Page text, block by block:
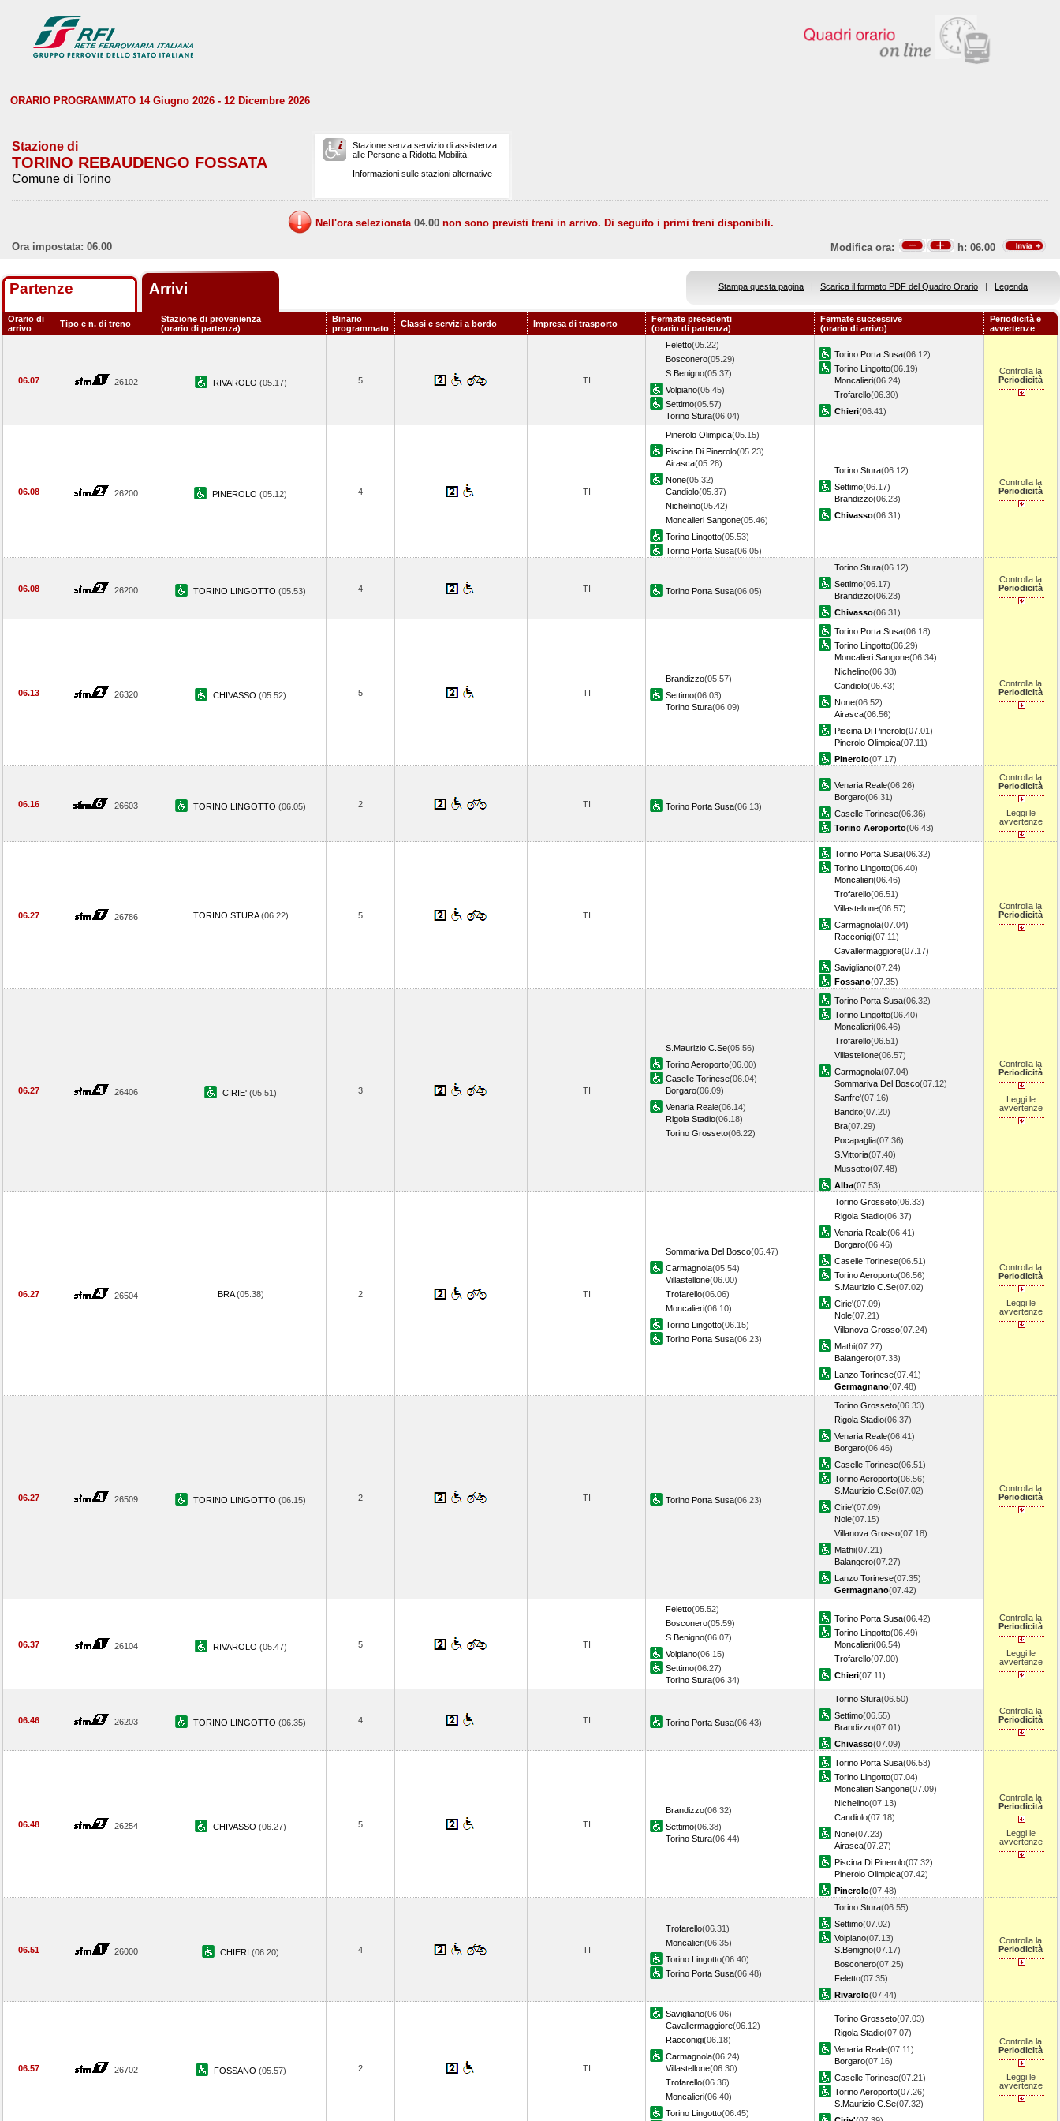
ORARIO PROGRAMMATO 14 Giugno 2026 - 12 Dicembre 2026
Stazione di
TORINO REBAUDENGO FOSSATA
Comune di Torino
Stazione senza servizio di assistenza
alle Persone a Ridotta Mobilità.
Informazioni sulle stazioni alternative
Nell'ora selezionata 04.00 non sono previsti treni in arrivo. Di seguito i primi treni disponibili.
Ora impostata: 06.00
Modifica ora: h: 06.00
Partenze Arrivi Stampa questa pagina | Scarica il formato PDF del Quadro Orario | Legenda
Orario di
arrivo
Tipo e n. di treno
Stazione di provenienza
(orario di partenza)
Binario
programmato
Classi e servizi a bordo Impresa di trasporto
Fermate precedenti
(orario di partenza)
Fermate successive
(orario di arrivo)
Periodicità e
avvertenze
06.07 26102 RIVAROLO (05.17) 5 TI
Feletto(05.22)
Bosconero(05.29)
S.Benigno(05.37)
Volpiano(05.45)
Settimo(05.57)
Torino Stura(06.04)
Torino Porta Susa(06.12)
Torino Lingotto(06.19)
Moncalieri(06.24)
Trofarello(06.30)
Chieri(06.41)
Controlla la
Periodicità
06.08 26200 PINEROLO (05.12) 4 TI
Pinerolo Olimpica(05.15)
Piscina Di Pinerolo(05.23)
Airasca(05.28)
None(05.32)
Candiolo(05.37)
Nichelino(05.42)
Moncalieri Sangone(05.46)
Torino Lingotto(05.53)
Torino Porta Susa(06.05)
Torino Stura(06.12)
Settimo(06.17)
Brandizzo(06.23)
Chivasso(06.31)
Controlla la
Periodicità
06.08 26200 TORINO LINGOTTO (05.53) 4 TI Torino Porta Susa(06.05)
Torino Stura(06.12)
Settimo(06.17)
Brandizzo(06.23)
Chivasso(06.31)
Controlla la
Periodicità
06.13 26320 CHIVASSO (05.52) 5 TI
Brandizzo(05.57)
Settimo(06.03)
Torino Stura(06.09)
Torino Porta Susa(06.18)
Torino Lingotto(06.29)
Moncalieri Sangone(06.34)
Nichelino(06.38)
Candiolo(06.43)
None(06.52)
Airasca(06.56)
Piscina Di Pinerolo(07.01)
Pinerolo Olimpica(07.11)
Pinerolo(07.17)
Controlla la
Periodicità
06.16 26603 TORINO LINGOTTO (06.05) 2 TI Torino Porta Susa(06.13)
Venaria Reale(06.26)
Borgaro(06.31)
Caselle Torinese(06.36)
Torino Aeroporto(06.43)
Controlla la
Periodicità
Leggi le
avvertenze
06.27 26786 TORINO STURA(06.22) 5 TI
Torino Porta Susa(06.32)
Torino Lingotto(06.40)
Moncalieri(06.46)
Trofarello(06.51)
Villastellone(06.57)
Carmagnola(07.04)
Racconigi(07.11)
Cavallermaggiore(07.17)
Savigliano(07.24)
Fossano(07.35)
Controlla la
Periodicità
06.27 26406 CIRIE' (05.51) 3 TI
S.Maurizio C.Se(05.56)
Torino Aeroporto(06.00)
Caselle Torinese(06.04)
Borgaro(06.09)
Venaria Reale(06.14)
Rigola Stadio(06.18)
Torino Grosseto(06.22)
Torino Porta Susa(06.32)
Torino Lingotto(06.40)
Moncalieri(06.46)
Trofarello(06.51)
Villastellone(06.57)
Carmagnola(07.04)
Sommariva Del Bosco(07.12)
Sanfre'(07.16)
Bandito(07.20)
Bra(07.29)
Pocapaglia(07.36)
S.Vittoria(07.40)
Mussotto(07.48)
Alba(07.53)
Controlla la
Periodicità
Leggi le
avvertenze
06.27 26504 BRA(05.38) 2 TI
Sommariva Del Bosco(05.47)
Carmagnola(05.54)
Villastellone(06.00)
Trofarello(06.06)
Moncalieri(06.10)
Torino Lingotto(06.15)
Torino Porta Susa(06.23)
Torino Grosseto(06.33)
Rigola Stadio(06.37)
Venaria Reale(06.41)
Borgaro(06.46)
Caselle Torinese(06.51)
Torino Aeroporto(06.56)
S.Maurizio C.Se(07.02)
Cirie'(07.09)
Nole(07.21)
Villanova Grosso(07.24)
Mathi(07.27)
Balangero(07.33)
Lanzo Torinese(07.41)
Germagnano(07.48)
Controlla la
Periodicità
Leggi le
avvertenze
06.27 26509 TORINO LINGOTTO (06.15) 2 TI Torino Porta Susa(06.23)
Torino Grosseto(06.33)
Rigola Stadio(06.37)
Venaria Reale(06.41)
Borgaro(06.46)
Caselle Torinese(06.51)
Torino Aeroporto(06.56)
S.Maurizio C.Se(07.02)
Cirie'(07.09)
Nole(07.15)
Villanova Grosso(07.18)
Mathi(07.21)
Balangero(07.27)
Lanzo Torinese(07.35)
Germagnano(07.42)
Controlla la
Periodicità
06.37 26104 RIVAROLO (05.47) 5 TI
Feletto(05.52)
Bosconero(05.59)
S.Benigno(06.07)
Volpiano(06.15)
Settimo(06.27)
Torino Stura(06.34)
Torino Porta Susa(06.42)
Torino Lingotto(06.49)
Moncalieri(06.54)
Trofarello(07.00)
Chieri(07.11)
Controlla la
Periodicità
Leggi le
avvertenze
06.46 26203 TORINO LINGOTTO (06.35) 4 TI Torino Porta Susa(06.43)
Torino Stura(06.50)
Settimo(06.55)
Brandizzo(07.01)
Chivasso(07.09)
Controlla la
Periodicità
06.48 26254 CHIVASSO (06.27) 5 TI
Brandizzo(06.32)
Settimo(06.38)
Torino Stura(06.44)
Torino Porta Susa(06.53)
Torino Lingotto(07.04)
Moncalieri Sangone(07.09)
Nichelino(07.13)
Candiolo(07.18)
None(07.23)
Airasca(07.27)
Piscina Di Pinerolo(07.32)
Pinerolo Olimpica(07.42)
Pinerolo(07.48)
Controlla la
Periodicità
Leggi le
avvertenze
06.51 26000 CHIERI (06.20) 4 TI
Trofarello(06.31)
Moncalieri(06.35)
Torino Lingotto(06.40)
Torino Porta Susa(06.48)
Torino Stura(06.55)
Settimo(07.02)
Volpiano(07.13)
S.Benigno(07.17)
Bosconero(07.25)
Feletto(07.35)
Rivarolo(07.44)
Controlla la
Periodicità
06.57 26702 FOSSANO (05.57) 2 TI
Savigliano(06.06)
Cavallermaggiore(06.12)
Racconigi(06.18)
Carmagnola(06.24)
Villastellone(06.30)
Trofarello(06.36)
Moncalieri(06.40)
Torino Lingotto(06.45)
Torino Grosseto(07.03)
Rigola Stadio(07.07)
Venaria Reale(07.11)
Borgaro(07.16)
Caselle Torinese(07.21)
Torino Aeroporto(07.26)
S.Maurizio C.Se(07.32)
Controlla la
Periodicità
Leggi le
avvertenze